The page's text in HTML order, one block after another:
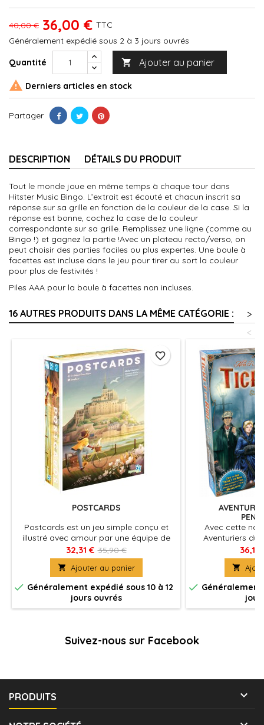
40,00 € 36,00 € TTC
Généralement expédié sous 2 à 3 jours ouvrés
Quantité  Ajouter au panier
 Derniers articles en stock
Partager
DESCRIPTION DÉTAILS DU PRODUIT
Tout le monde joue en même temps à chaque tour dans
Hitster Music Bingo. L’extrait est écouté et chacun inscrit sa
réponse sur sa grille en fonction de la couleur de la case. Si la
réponse est bonne, cochez la case de la couleur
correspondante sur sa grille. Remplissez une ligne (comme au
Bingo !) et gagnez la partie !Avec un plateau recto/verso, on
peut choisir des parties faciles ou plus expertes. Une boule à
facettes est incluse dans le jeu pour tirer au sort la couleur
pour plus de festivités !
Piles AAA pour la boule à facettes non incluses.
16 AUTRES PRODUITS DANS LA MÊME CATÉGORIE :
>
<
POSTCARDS
Postcards est un jeu simple conçu et
illustré avec amour par une équipe de
francophiles autoproclamés, Postcards
vous donnera sans aucun doute envie
de planifier votre propre voyage en
France.
32,31 € 35,90 €
 Ajouter au panier
 Généralement expédié sous 10 à 12
jours ouvrés
favorite_border
Avec cette
Aventuriers du
visitez les
britannique et la
siècle. Pour
36,10

 Généralement
Suivez-nous sur Facebook
PRODUITS 